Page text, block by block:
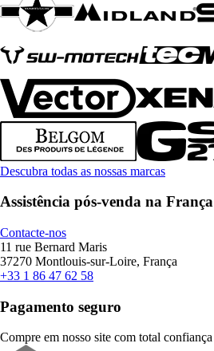
Descubra todas as nossas marcas
Assistência pós-venda na França
Contacte-nos
11 rue Bernard Maris
37270 Montlouis-sur-Loire, França
+33 1 86 47 62 58
Pagamento seguro
Compre em nosso site com total confiança